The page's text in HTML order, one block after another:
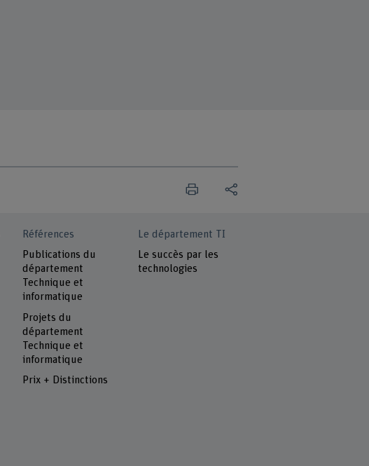
Références
Publications du
département
Technique et
informatique
Projets du
département
Technique et
informatique
Prix + Distinctions
Le département TI
Le succès par les
technologies